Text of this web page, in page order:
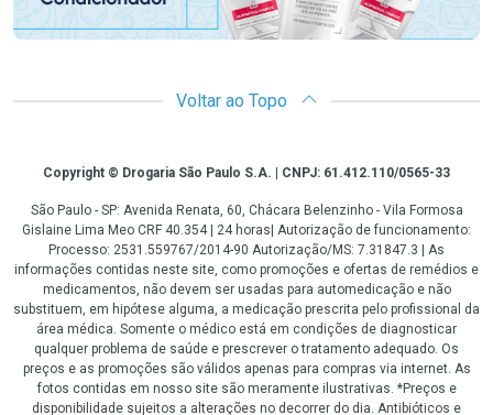
Voltar ao Topo
CopyrightCopyright © Drogaria São Paulo S.A. | CNPJ: 61.412.110/0565-33
São Paulo - SP: Avenida Renata, 60, Chácara Belenzinho - Vila Formosa
Gislaine Lima Meo CRF 40.354 | 24 horas| Autorização de funcionamento:
Processo: 2531.559767/2014-90 Autorização/MS: 7.31847.3 | As
informações contidas neste site, como promoções e ofertas de remédios e
medicamentos, não devem ser usadas para automedicação e não
substituem, em hipótese alguma, a medicação prescrita pelo profissional da
área médica. Somente o médico está em condições de diagnosticar
qualquer problema de saúde e prescrever o tratamento adequado. Os
preços e as promoções são válidos apenas para compras via internet. As
fotos contidas em nosso site são meramente ilustrativas. *Preços e
disponibilidade sujeitos a alterações no decorrer do dia. Antibióticos e